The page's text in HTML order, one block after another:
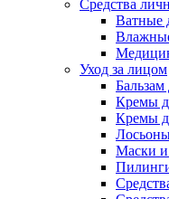
Средства
Ватные
Уход за лицом
Бальзам
Кремы
Кремы
Маски и